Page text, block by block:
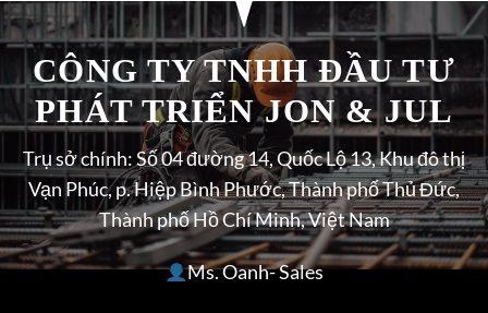
CÔNG TY TNHH ĐẦU TƯ
PHÁT TRIỂN JON & JUL
Trụ sở chính: Số 04 đường 14, Quốc Lộ 13, Khu đô thị
Vạn Phúc, p. Hiệp Bình Phước, Thành phố Thủ Đức,
Thành phố Hồ Chí Minh, Việt Nam
Ms. Oanh- Sales